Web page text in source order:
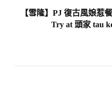
【雪隆】PJ 復古風娘惹
Try at 頭家 tau